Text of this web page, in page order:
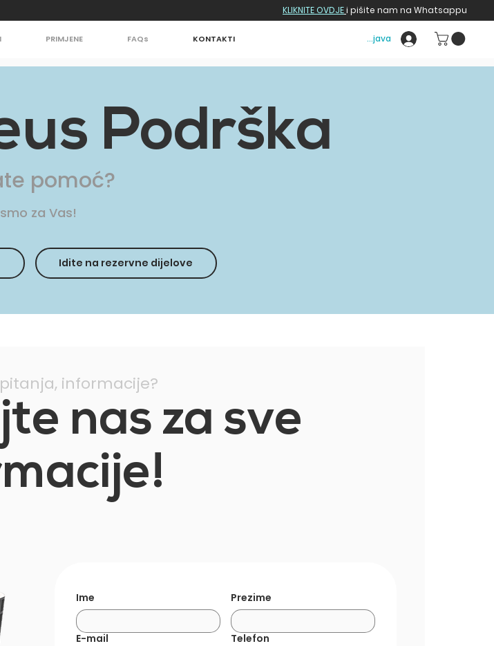
KLIKNITE OVDJEi pišite nam na Whatsappu
PRIMJENE FAQs KONTAKTI Prijava
Podrška
pomoć?
za Vas!
Idite na rezervne dijelove
informacije?
nas za sve
Ime Prezime
E-mail Telefon